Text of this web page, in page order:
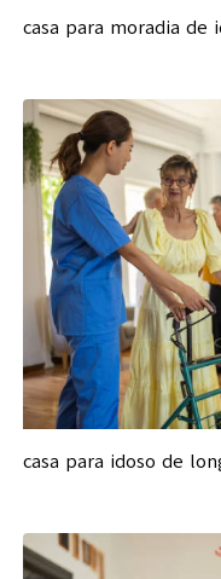
casa para moradia de
casa para idoso de